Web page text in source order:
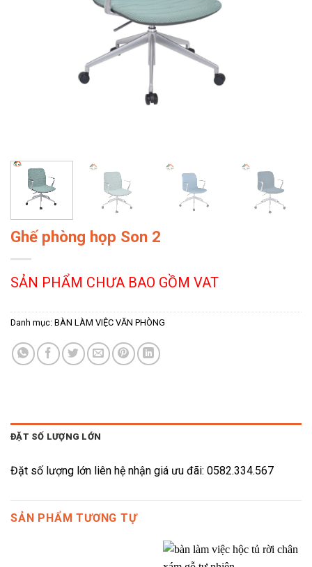
Ghế phòng họp Son 2
SẢN PHẨM CHƯA BAO GỒM VAT
Danh mục: BÀN LÀM VIỆC VĂN PHÒNG
ĐẶT SỐ LƯỢNG LỚN
Đặt số lượng lớn liên hệ nhận giá ưu đãi: 0582.334.567
SẢN PHẨM TƯƠNG TỰ